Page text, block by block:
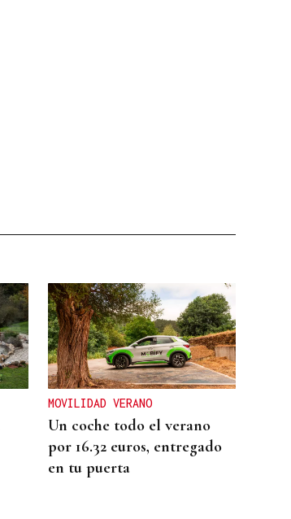
MOVILIDAD VERANO
Un coche todo el verano
por 16.32 euros, entregado
en tu puerta